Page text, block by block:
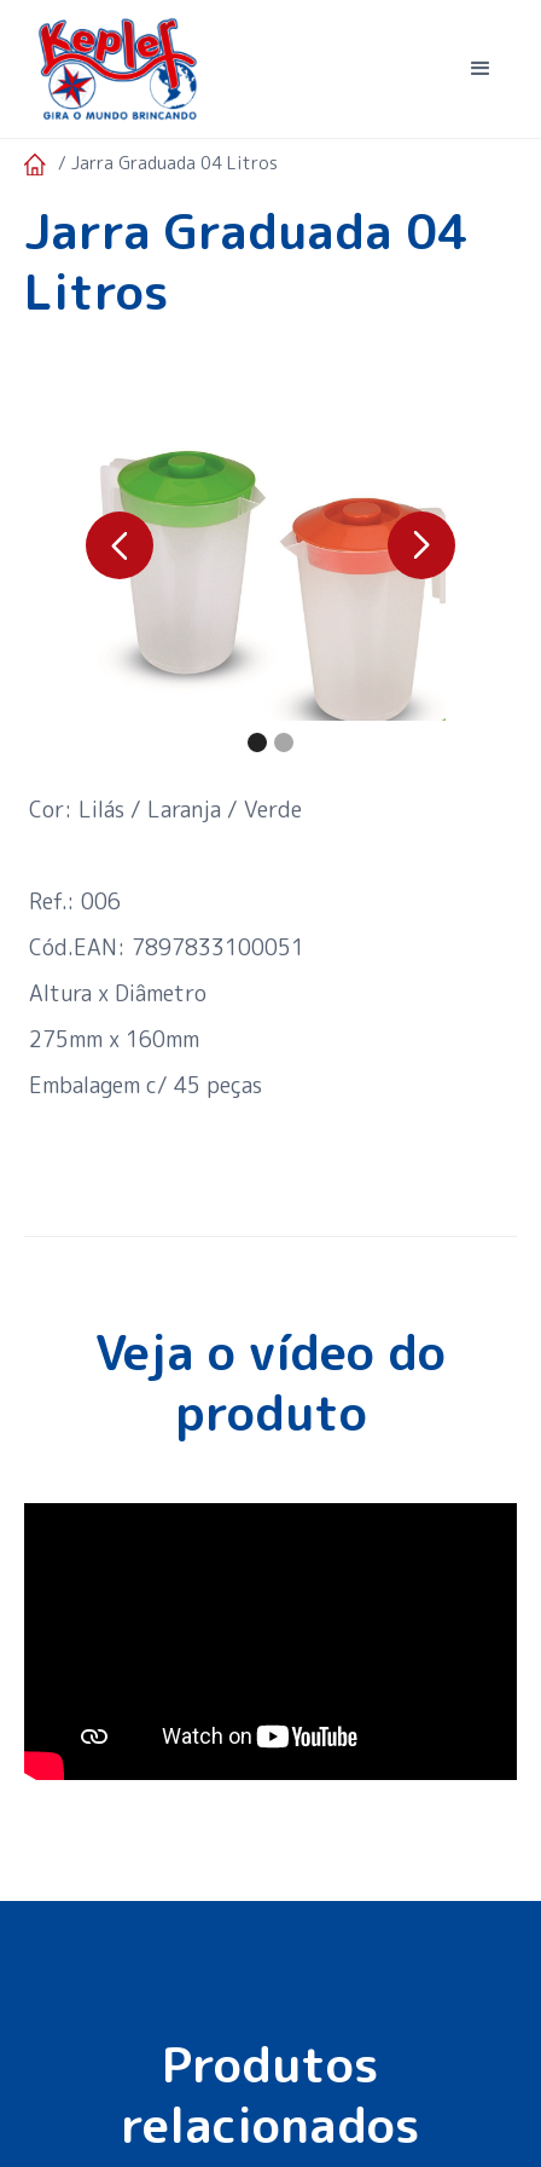
/ Jarra Graduada 04 Litros
Jarra Graduada 04
Litros
Cor: Lilás / Laranja / Verde
Ref.: 006
Cód.EAN: 7897833100051
Altura x Diâmetro
275mm x 160mm
Embalagem c/ 45 peças
Veja o vídeo do
produto
Produtos
relacionados